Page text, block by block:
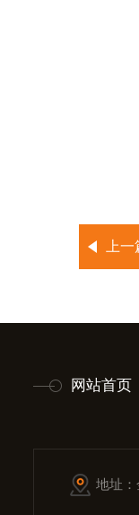
上
网站首页
地址